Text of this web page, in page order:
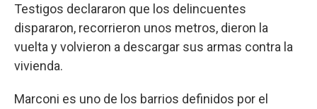
Testigos declararon que los delincuentes
dispararon, recorrieron unos metros, dieron la
vuelta y volvieron a descargar sus armas contra la
vivienda.
Marconi es uno de los barrios definidos por el